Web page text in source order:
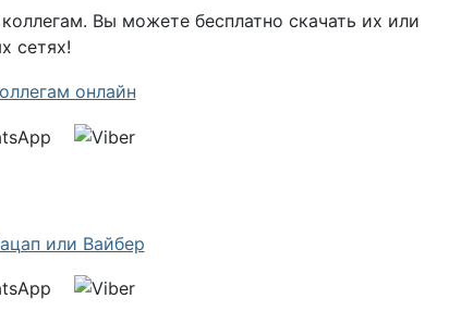
Вы можете бесплатно скачать их или
сетях!